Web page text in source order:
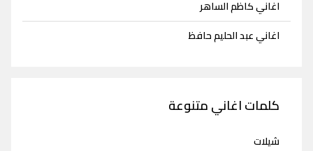
اغاني كاظم الساهر
اغاني عبد الحليم حافظ
كلمات اغاني متنوعة
شيلات